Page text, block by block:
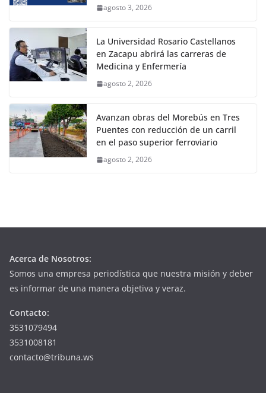
agosto 3, 2026
La Universidad Rosario Castellanos
en Zacapu abrirá las carreras de
Medicina y Enfermería
agosto 2, 2026
Avanzan obras del Morebús en Tres
Puentes con reducción de un carril
en el paso superior ferroviario
agosto 2, 2026
Acerca de Nosotros:
Somos una empresa periodística que nuestra misión y deber
es informar de una manera objetiva y veraz.
Contacto:
3531079494
3531008181
contacto@tribuna.ws